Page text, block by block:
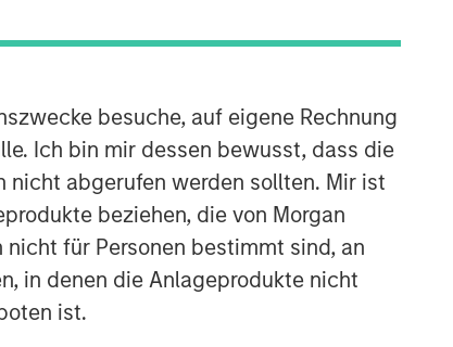
besuche, auf eigene Rechnung
Ich bin mir dessen bewusst, dass die
nicht abgerufen werden sollten. Mir ist
beziehen, die von Morgan
für Personen bestimmt sind, an
in denen die Anlageprodukte nicht
ist.
equity platform with a strong focus on
value creation. The team has invested
capital in a broad spectrum of
industries for over two decades.